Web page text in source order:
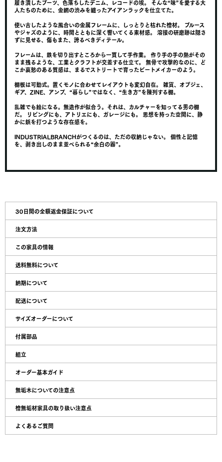
履き潰したブーツ、色落ちしたデニム、レコードの埃。 そんな“味”を愛する大
人たちのために、金網の渋みを纏ったアイアンラックを仕立てた。
使い古したような風合いの金属フレームに、しっとりと枯れた檜材。 ブルース
やジャズのように、時間とともに深く響いてくる素材感。 溶接の研磨跡は隠さ
ずに見せる、傷もまた、誇るべきディテール。
フレームは、鉄を切り出すところから一貫して手作業。 作り手の手の熱がその
まま残るような、工業とクラフトが交差する仕立て。 無骨で攻撃的なのに、ど
こか哀愁のある質感は、まるでストリートで育ったビートメイカーのよう。
棚板は可動式。置くモノに合わせてレイアウトも変幻自在。 雑貨、オブジェ、
ギア、ZINE、アンプ、“暮らし”ではなく、“生き方”を陳列する棚。
乱雑でも絵になる。無造作が似合う。それは、カルチャーを知ってる男の棚
だ。 リビングにも、アトリエにも、ガレージにも。 思想を持った空間に、静
かに鋲を打つような存在感を。
INDUSTRIALBRANCHがつくるのは、ただの収納じゃない。 個性と記憶
を、剥き出しのまま並べられる“余白の器”。
30日間の全額返金保証について
注文方法
この家具の情報
送料無料について
納期について
配送について
サイズオーダーについて
付属部品
組立
オーダー基本ガイド
無垢木についての注意点
檜無垢材家具の取り扱い注意点
よくあるご質問